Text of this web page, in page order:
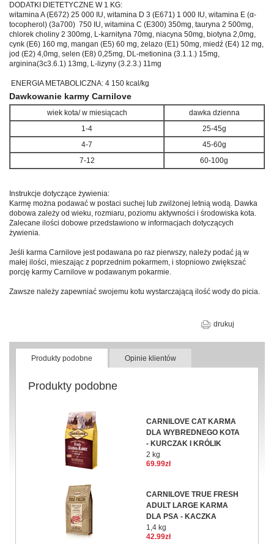
DODATKI DIETETYCZNE W 1 KG:
witamina A (E672) 25 000 IU, witamina D 3 (E671) 1 000 IU, witamina E (α-
tocopherol) (3a700) 750 IU, witamina C (E300) 350mg, tauryna 2 500mg,
chlorek choliny 2 300mg, L-karnityna 70mg, niacyna 50mg, biotyna 2,0mg,
cynk (E6) 160 mg, mangan (E5) 60 mg, żelazo (E1) 50mg, miedź (E4) 12 mg,
jod (E2) 4,0mg, selen (E8) 0,25mg, DL-metionina (3.1.1.) 15mg,
arginina(3c3.6.1) 13mg, L-lizyny (3.2.3.) 11mg
ENERGIA METABOLICZNA: 4 150 kcal/kg
Dawkowanie karmy Carnilove
wiek kota/ w miesiącach
dawka dzienna
1-4
25-45g
4-7
45-60g
7-12
60-100g
Instrukcje dotyczące żywienia:
Karmę można podawać w postaci suchej lub zwilżonej letnią wodą. Dawka
dobowa zależy od wieku, rozmiaru, poziomu aktywności i środowiska kota.
Zalecane ilości dobowe przedstawiono w informacjach dotyczących
żywienia.
Jeśli karma Carnilove jest podawana po raz pierwszy, należy podać ją w
małej ilości, mieszając z poprzednim pokarmem, i stopniowo zwiększać
porcję karmy Carnilove w podawanym pokarmie.
Zawsze należy zapewniać swojemu kotu wystarczającą ilość wody do picia.
drukuj
Produkty podobne Opinie klientów
Produkty podobne
CARNILOVE CAT KARMA
DLA WYBREDNEGO KOTA
- KURCZAK I KRÓLIK
2 kg
69.99zł
CARNILOVE TRUE FRESH
ADULT LARGE KARMA
DLA PSA - KACZKA
1,4 kg
42.99zł